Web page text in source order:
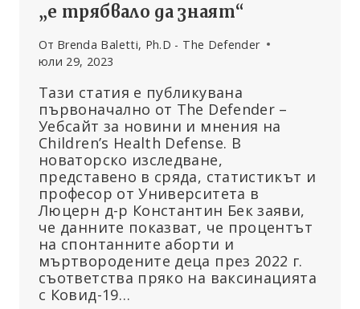
„е трябвало да знаят“
От Brenda Baletti, Ph.D - The Defender
юли 29, 2023
Тази статия е публикувана
първоначално от The Defender –
Уебсайт за новини и мнения на
Children’s Health Defense. В
новаторско изследване,
представено в сряда, статистикът и
професор от Университета в
Люцерн д-р Константин Бек заяви,
че данните показват, че процентът
на спонтанните аборти и
мъртвородените деца през 2022 г.
съответства пряко на ваксинацията
с Ковид-19…